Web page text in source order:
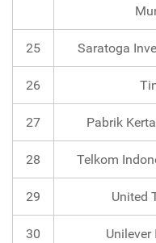
25 Saratoga
26
27 Pabrik
28 Telkom
29 United
30 Unilever